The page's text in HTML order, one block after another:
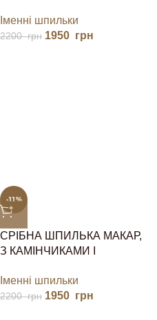
Іменні шпильки
2200грн 1950 грн
-11%
СРІБНА ШПИЛЬКА МАКАР,
З КАМІНЧИКАМИ І
Іменні шпильки
2200грн 1950 грн